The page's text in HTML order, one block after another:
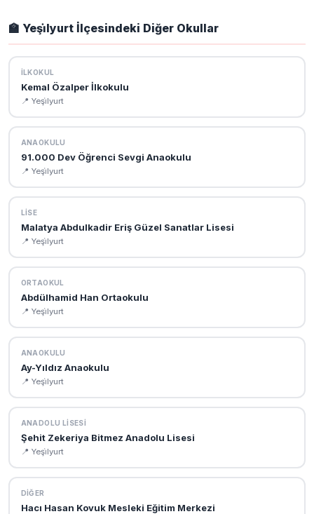
https://nihattecdeliogluilkokulu.meb.k12.tr. Bu sitede okul
müdürü, öğretmen kadrosu, vizyon-misyon ve kurumsal
🏫 Yeşi̇lyurt İlçesindeki Diğer Okullar
İLKOKUL
Kemal Özalper İlkokulu
📍 Yeşi̇lyurt
ANAOKULU
91.000 Dev Öğrenci Sevgi Anaokulu
📍 Yeşi̇lyurt
LISE
Malatya Abdulkadir Eriş Güzel Sanatlar Lisesi
📍 Yeşi̇lyurt
ORTAOKUL
Abdülhamid Han Ortaokulu
📍 Yeşi̇lyurt
ANAOKULU
Ay-Yıldız Anaokulu
📍 Yeşi̇lyurt
ANADOLU LISESI
Şehit Zekeriya Bitmez Anadolu Lisesi
📍 Yeşi̇lyurt
DIĞER
Hacı Hasan Kovuk Mesleki Eğitim Merkezi